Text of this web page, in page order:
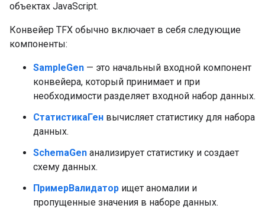
объектах JavaScript.
Конвейер TFX обычно включает в себя следующие
компоненты:
SampleGen — это начальный входной компонент
конвейера, который принимает и при
необходимости разделяет входной набор данных.
СтатистикаГен вычисляет статистику для набора
данных.
SchemaGen анализирует статистику и создает
схему данных.
ПримерВалидатор ищет аномалии и
пропущенные значения в наборе данных.